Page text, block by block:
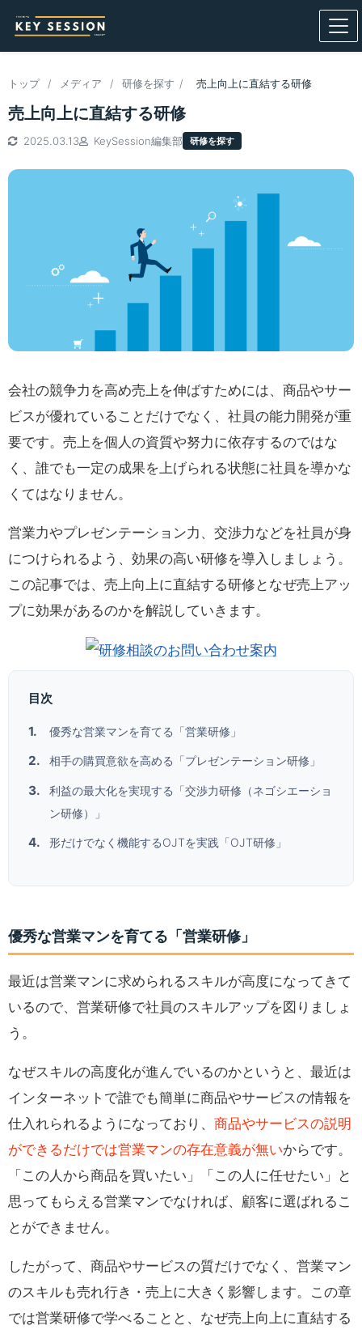
トップ / メディア / 研修を探す / 売上向上に直結する研修
売上向上に直結する研修
2025.03.13 KeySession編集部 研修を探す
会社の競争力を高め売上を伸ばすためには、商品やサー
ビスが優れていることだけでなく、社員の能力開発が重
要です。売上を個人の資質や努力に依存するのではな
く、誰でも一定の成果を上げられる状態に社員を導かな
くてはなりません。
営業力やプレゼンテーション力、交渉力などを社員が身
につけられるよう、効果の高い研修を導入しましょう。
この記事では、売上向上に直結する研修となぜ売上アッ
プに効果があるのかを解説していきます。
目次
優秀な営業マンを育てる「営業研修」
相手の購買意欲を高める「プレゼンテーション研修」
利益の最大化を実現する「交渉力研修（ネゴシエーショ
ン研修）」
形だけでなく機能するOJTを実践「OJT研修」
優秀な営業マンを育てる「営業研修」
最近は営業マンに求められるスキルが高度になってきて
いるので、営業研修で社員のスキルアップを図りましょ
う。
なぜスキルの高度化が進んでいるのかというと、最近は
インターネットで誰でも簡単に商品やサービスの情報を
仕入れられるようになっており、 商品やサービスの説明
ができるだけでは営業マンの存在意義が無いからです。
「この人から商品を買いたい」「この人に任せたい」と
思ってもらえる営業マンでなければ、顧客に選ばれるこ
とができません。
したがって、商品やサービスの質だけでなく、営業マン
のスキルも売れ行き・売上に大きく影響します。この章
では営業研修で学べることと、なぜ売上向上に直結する